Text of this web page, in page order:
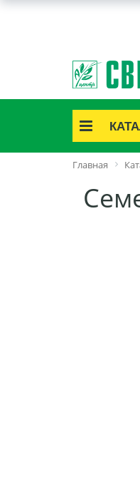
Саженцы
Семена
Саженцы
Для
Для
Главная